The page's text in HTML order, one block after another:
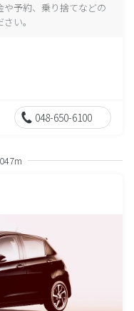
予約、乗り捨てなどの
い。
048-650-6100